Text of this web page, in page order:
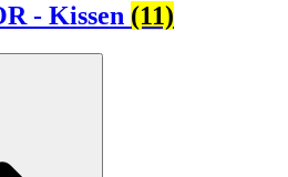
- Kissen (11)